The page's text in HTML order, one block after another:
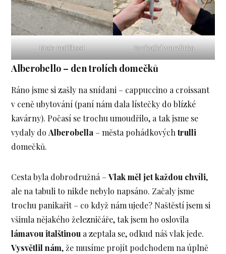
Moje maličkost Vynikající zmrzlinka
Alberobello – den trolích domečků
Ráno jsme si zašly na snídani – cappuccino a croissant
v ceně ubytování (paní nám dala lístečky do blízké
kavárny). Počasí se trochu umoudřilo, a tak jsme se
vydaly doAlberobella – města pohádkovýchtrulli
domečků.
Cesta byla dobrodružná –Vlak měl jet každou chvíli,
ale na tabuli to nikde nebylo napsáno. Začaly jsme
trochu panikařit – co když nám ujede? Naštěstí jsem si
všimla nějakého železničáře, tak jsem ho oslovila
lámavou italštinou a zeptala se, odkud náš vlak jede.
Vysvětlil nám, že musíme projít podchodem na úplně